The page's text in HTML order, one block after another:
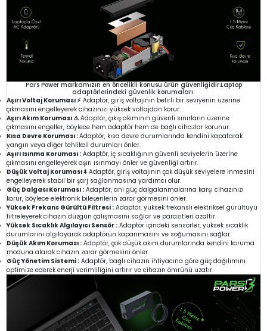
Pars Power markamızın en öncelikli konusu ürün güvenliğidir.Laptop
adaptörlerindeki güvenlik korumaları:
Aşırı Voltaj Koruması ⚡ Adaptör, giriş voltajının belirli bir seviyenin üzerine
çıkmasını engelleyerek cihazınızı yüksek voltajdan korur.
Aşırı Akım Koruması ⚠️Adaptör, çıkış akımının güvenli sınırların üzerine
çıkmasını engeller, böylece hem adaptör hem de bağlı cihazlar korunur.
Kısa Devre Koruması :Adaptör, kısa devre durumlarında kendini kapatarak
yangın veya diğer tehlikeli durumları önler.
Aşırı Isınma Koruması : Adaptör, iç sıcaklığının güvenli seviyelerin üzerine
çıkmasını engelleyerek aşırı ısınmayı önler ve güvenliği artırır.
Düşük Voltaj Koruması ⬇️ Adaptör, giriş voltajının çok düşük seviyelere inmesini
engelleyerek stabil bir şarj sağlanmasına yardımcı olur.
Güç Dalgası Koruması : Adaptör, ani güç dalgalanmalarına karşı cihazınızı
korur, böylece elektronik bileşenlerin zarar görmesini önler.
Yüksek Frekans Gürültü Filtresi : Adaptör, yüksek frekanslı elektriksel gürültüyü
filtreleyerek cihazın düzgün çalışmasını sağlar ve parazitleri azaltır.
Yüksek Sıcaklık Algılayıcı Sensör : Adaptör içindeki sensörler, yüksek sıcaklık
durumlarını algılayarak adaptörün kapanmasını ve soğumasını sağlar.
Düşük Akım Koruması : Adaptör, çok düşük akım durumlarında kendini koruma
moduna alarak cihazın zarar görmesini önler.
Güç Yönetim Sistemi : Adaptör, bağlı cihazın ihtiyacına göre güç dağılımını
optimize ederek enerji verimliliğini artırır ve cihazın ömrünü uzatır.